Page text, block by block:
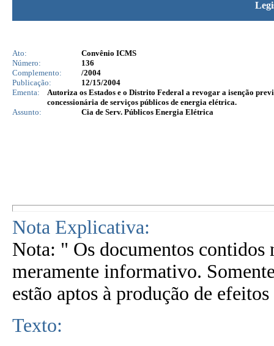
Ato:
Convênio ICMS
Número:
136
Complemento:
/2004
Publicação:
12/15/2004
Ementa:
Autoriza os Estados e o Distrito Federal a revogar a isenção
concessionária de serviços públicos de energia elétrica.
Assunto:
Cia de Serv. Públicos Energia Elétrica
Nota Explicativa:
Nota: " Os documentos contidos
meramente informativo.
estão aptos à produção de
Texto: